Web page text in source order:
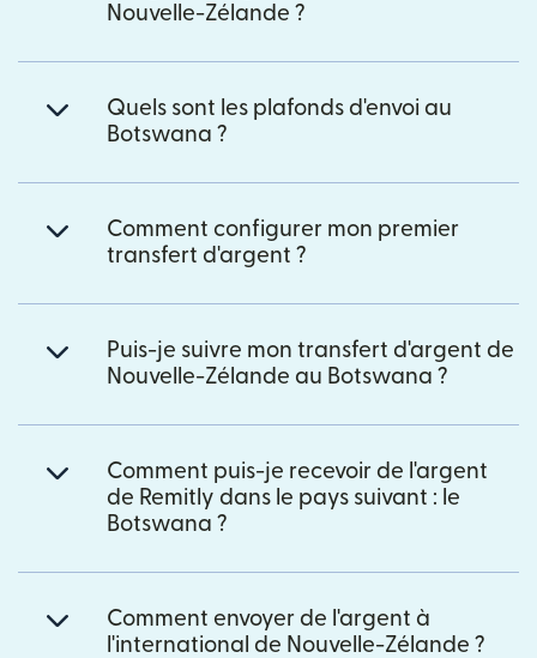
Nouvelle-Zélande ?
Quels sont les plafonds d'envoi au
Botswana ?
Comment configurer mon premier
transfert d'argent ?
Puis-je suivre mon transfert d'argent de
Nouvelle-Zélande au Botswana ?
Comment puis-je recevoir de l'argent
de Remitly dans le pays suivant : le
Botswana ?
Comment envoyer de l'argent à
l'international de Nouvelle-Zélande ?